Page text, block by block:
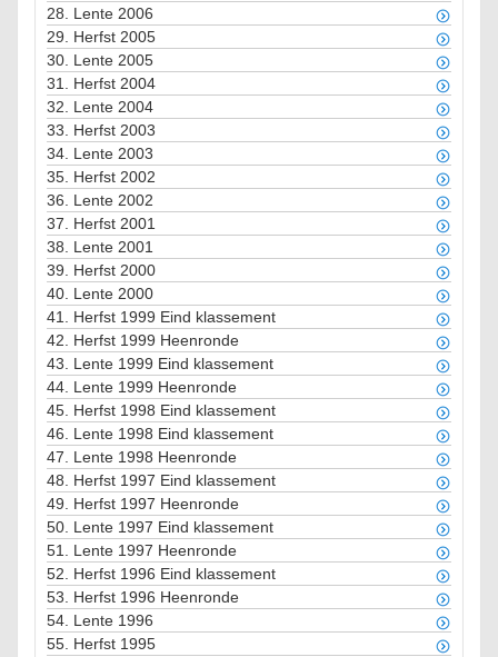
28. Lente 2006
29. Herfst 2005
30. Lente 2005
31. Herfst 2004
32. Lente 2004
33. Herfst 2003
34. Lente 2003
35. Herfst 2002
36. Lente 2002
37. Herfst 2001
38. Lente 2001
39. Herfst 2000
40. Lente 2000
41. Herfst 1999 Eind klassement
42. Herfst 1999 Heenronde
43. Lente 1999 Eind klassement
44. Lente 1999 Heenronde
45. Herfst 1998 Eind klassement
46. Lente 1998 Eind klassement
47. Lente 1998 Heenronde
48. Herfst 1997 Eind klassement
49. Herfst 1997 Heenronde
50. Lente 1997 Eind klassement
51. Lente 1997 Heenronde
52. Herfst 1996 Eind klassement
53. Herfst 1996 Heenronde
54. Lente 1996
55. Herfst 1995